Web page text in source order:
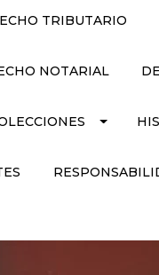
TRIBUTARIO
NOTARIAL